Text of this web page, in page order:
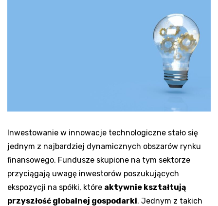
Inwestowanie w innowacje technologiczne stało się
jednym z najbardziej dynamicznych obszarów rynku
finansowego. Fundusze skupione na tym sektorze
przyciągają uwagę inwestorów poszukujących
ekspozycji na spółki, które aktywnie kształtują
przyszłość globalnej gospodarki. Jednym z takich